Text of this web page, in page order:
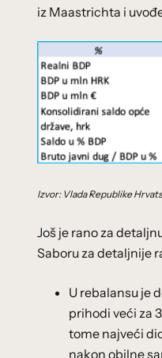
iz Maastrichta i
Izvor: Vlada Republike
Još je rano za
Saboru za detaljnije
U rebalansu je
prihodi veći za
tome najveći
nakon obilne